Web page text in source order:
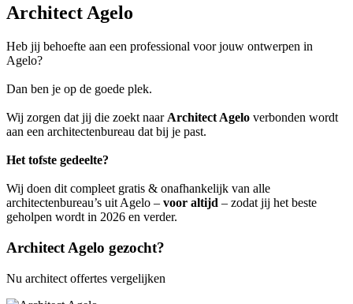
Architect Agelo
Heb jij behoefte aan een professional voor jouw ontwerpen in
Agelo?
Dan ben je op de goede plek.
Wij zorgen dat jij die zoekt naar Architect Agelo verbonden wordt
aan een architectenbureau dat bij je past.
Het tofste gedeelte?
Wij doen dit compleet gratis & onafhankelijk van alle
architectenbureau’s uit Agelo – voor altijd – zodat jij het beste
geholpen wordt in 2026 en verder.
Architect Agelo gezocht?
Nu architect offertes vergelijken